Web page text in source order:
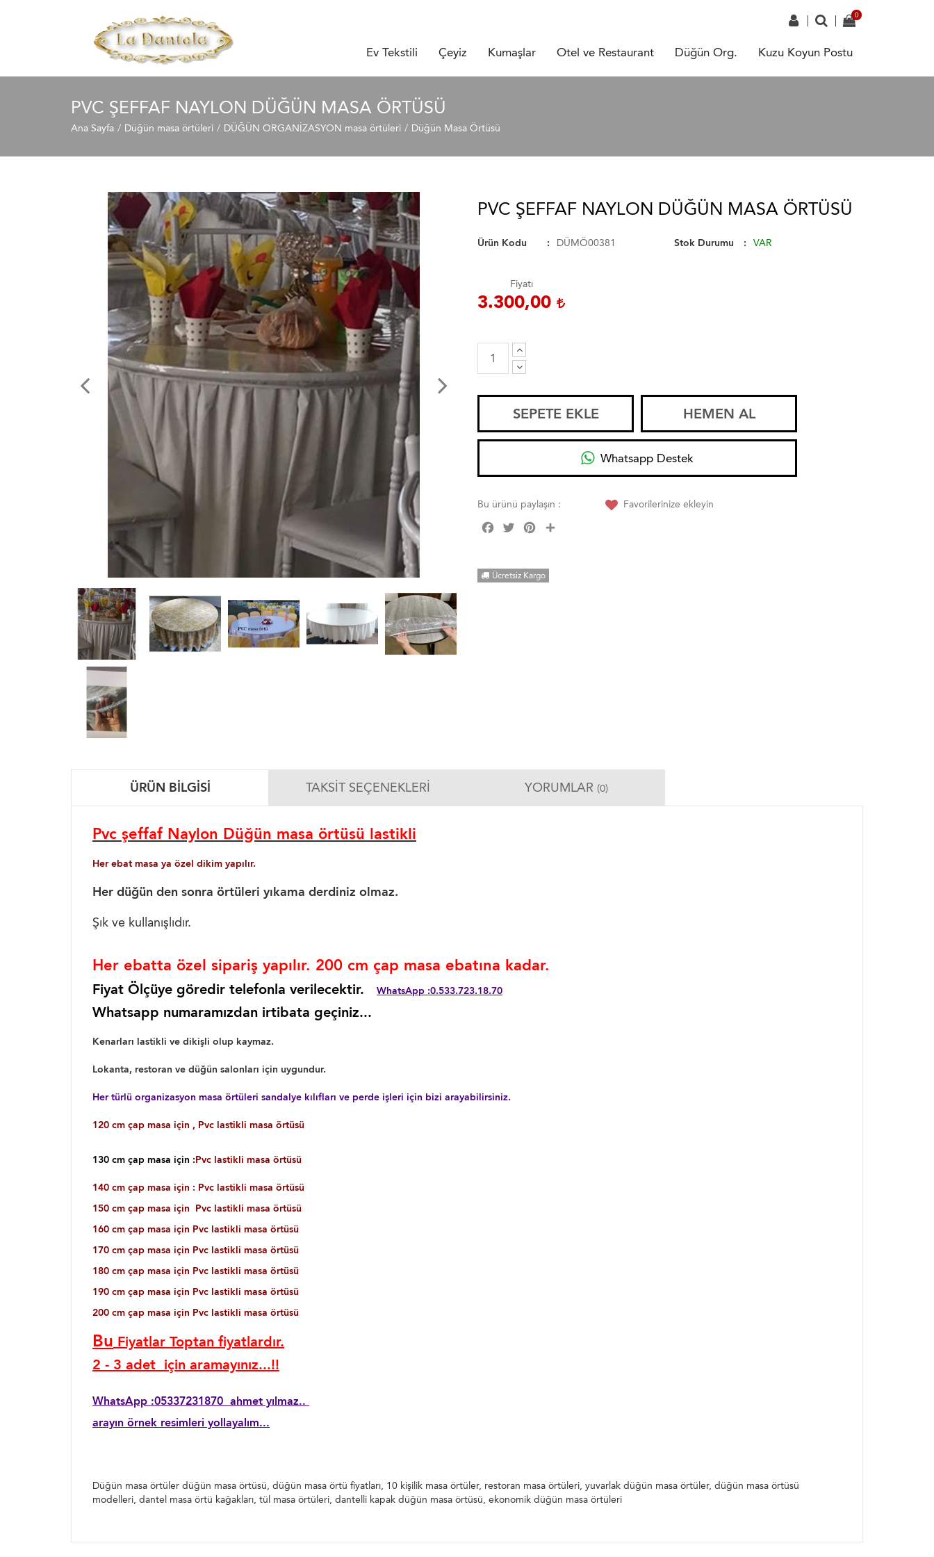
Ev Tekstili Çeyiz Kumaşlar Otel ve Restaurant Düğün Org. Kuzu Koyun Postu
PVC ŞEFFAF NAYLON DÜĞÜN MASA ÖRTÜSÜ
Ana Sayfa Düğün masa örtüleri DÜĞÜN ORGANİZASYON masa örtüleri Düğün Masa Örtüsü
PVC ŞEFFAF NAYLON DÜĞÜN MASA ÖRTÜSÜ
Ürün Kodu DÜMÖ00381 Stok Durumu VAR
Fiyatı
3.300,00
SEPETE EKLE HEMEN AL
Whatsapp Destek
Bu ürünü paylaşın :
FacebookTwitterPinterest
Favorilerinize ekleyin
Ücretsiz Kargo
ÜRÜN BILGISI TAKSIT SEÇENEKLERI YORUMLAR (0)
Pvc şeffaf Naylon Düğün masa örtüsü lastikli
Her ebat masa ya özel dikim yapılır.
Her düğün den sonra örtüleri yıkama derdiniz olmaz.
Şık ve kullanışlıdır.
Her ebatta özel sipariş yapılır. 200 cm çap masa ebatına kadar.
Fiyat Ölçüye göredir telefonla verilecektir. WhatsApp :0.533.723.18.70
Whatsapp numaramızdan irtibata geçiniz...
Kenarları lastikli ve dikişli olup kaymaz.
Lokanta, restoran ve düğün salonları için uygundur.
Her türlü organizasyon masa örtüleri sandalye kılıfları ve perde işleri için bizi arayabilirsiniz.
120 cm çap masa için , Pvc lastikli masa örtüsü
130 cm çap masa için :Pvc lastikli masa örtüsü
140 cm çap masa için : Pvc lastikli masa örtüsü
150 cm çap masa için Pvc lastikli masa örtüsü
160 cm çap masa için Pvc lastikli masa örtüsü
170 cm çap masa için Pvc lastikli masa örtüsü
180 cm çap masa için Pvc lastikli masa örtüsü
190 cm çap masa için Pvc lastikli masa örtüsü
200 cm çap masa için Pvc lastikli masa örtüsü
Bu Fiyatlar Toptan fiyatlardır.
2 - 3 adet için aramayınız...!!
WhatsApp :05337231870 ahmet yılmaz..
arayın örnek resimleri yollayalım...
Düğün masa örtüler düğün masa örtüsü, düğün masa örtü fiyatları, 10 kişilik masa örtüler, restoran masa örtüleri, yuvarlak düğün masa örtüler, düğün masa örtüsü
modelleri, dantel masa örtü kağakları, tül masa örtüleri, dantelli kapak düğün masa örtüsü, ekonomik düğün masa örtüleri